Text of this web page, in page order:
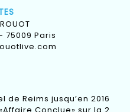
75009 Paris
de Reims jusqu’en 2016